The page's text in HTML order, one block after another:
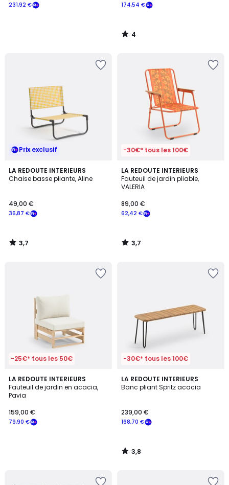
231,92 € 174,54 €
4
/
Prix exclusif
LA REDOUTE INTERIEURS
Chaise basse pliante, Aline
36,87 €
49,00 €
3,7
/ 5
3,7
/
-30€* tous les 100€
LA REDOUTE INTERIEURS
Fauteuil de jardin pliable,
VALERIA
62,42 €
89,00 €
3,7
/ 5
3,7
/
-25€* tous les 50€
LA REDOUTE INTERIEURS
Fauteuil de jardin en acacia,
Pavia
79,90 €
159,00 €
-30€* tous les 100€
LA REDOUTE INTERIEURS
Banc pliant Spritz acacia
168,70 €
239,00 €
3,8
/ 5
3,8
/